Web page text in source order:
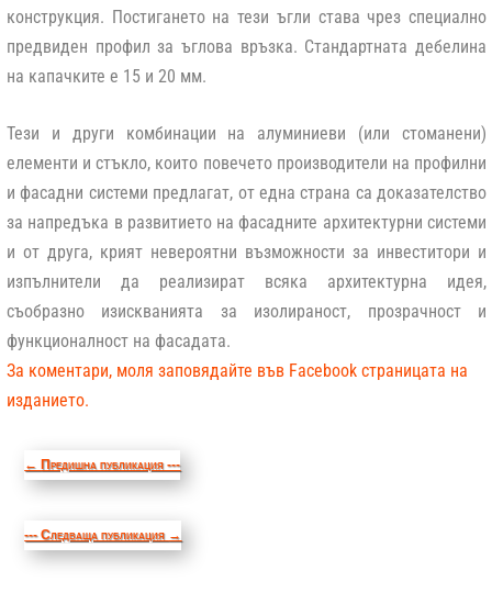
конструкция. Постигането на тези ъгли става чрез специално
предвиден профил за ъглова връзка. Стандартната дебелина
на капачките е 15 и 20 мм.
Тези и други комбинации на алуминиеви (или стоманени)
елементи и стъкло, които повечето производители на профилни
и фасадни системи предлагат, от една страна са доказателство
за напредъка в развитието на фасадните архитектурни системи
и от друга, крият невероятни възможности за инвеститори и
изпълнители да реализират всяка архитектурна идея,
съобразно изискванията за изолираност, прозрачност и
функционалност на фасадата.
За коментари, моля заповядайте във Facebook страницата на
изданието.
← Предишна публикация ---
--- Следваща публикация →